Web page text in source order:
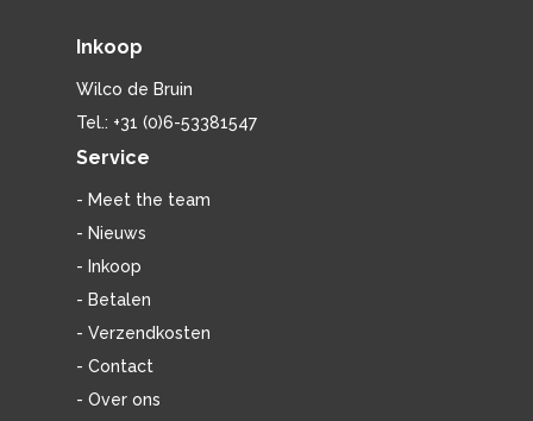
Inkoop
Wilco de Bruin
Tel.: +31 (0)6-53381547
Service
- Meet the team
- Nieuws
- Inkoop
- Betalen
- Verzendkosten
- Contact
- Over ons